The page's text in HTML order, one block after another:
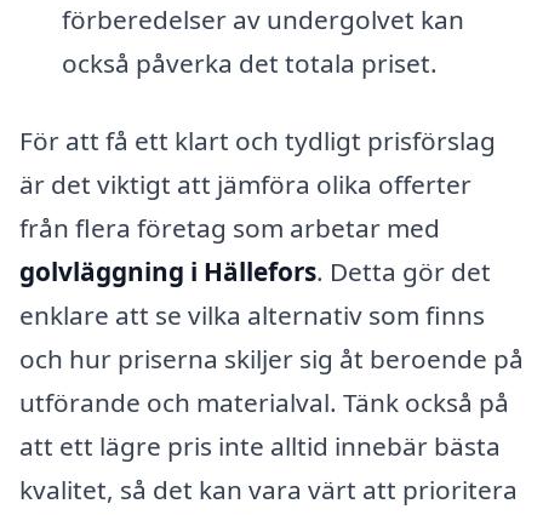
förberedelser av undergolvet kan
också påverka det totala priset.
För att få ett klart och tydligt prisförslag
är det viktigt att jämföra olika offerter
från flera företag som arbetar med
golvläggning i Hällefors. Detta gör det
enklare att se vilka alternativ som finns
och hur priserna skiljer sig åt beroende på
utförande och materialval. Tänk också på
att ett lägre pris inte alltid innebär bästa
kvalitet, så det kan vara värt att prioritera